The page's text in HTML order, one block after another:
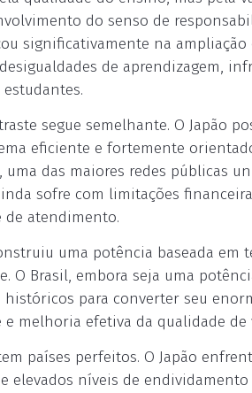
do senso de
significativamente na
de aprendizagem,
segue semelhante. O Japão
eficiente e fortemente
uma das maiores redes públicas
sofre com limitações
de atendimento.
uma potência baseada
O Brasil, embora seja uma
para converter seu
melhoria efetiva da qualidade de
países perfeitos. O Japão
elevados níveis de